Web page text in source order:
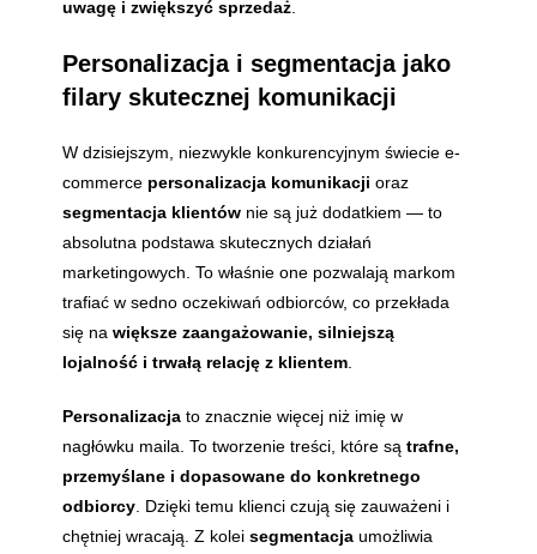
uwagę i zwiększyć sprzedaż
Personalizacja i segmentacja jako
filary skutecznej komunikacji
W dzisiejszym, niezwykle konkurencyjnym świecie e-
commerce personalizacja komunikacji oraz
segmentacja klientów nie są już dodatkiem — to
absolutna podstawa skutecznych działań
marketingowych. To właśnie one pozwalają markom
trafiać w sedno oczekiwań odbiorców, co przekłada
się nawiększe zaangażowanie, silniejszą
lojalność i trwałą relację z klientem
Personalizacja to znacznie więcej niż imię w
nagłówku maila. To tworzenie treści, które sątrafne,
przemyślane i dopasowane do konkretnego
odbiorcy . Dzięki temu klienci czują się zauważeni i
chętniej wracają. Z koleisegmentacja umożliwia